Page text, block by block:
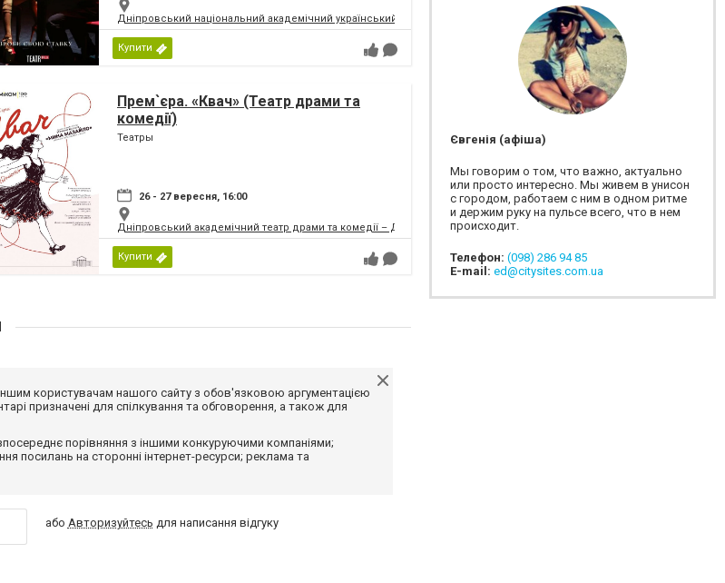
Дніпровський національний академічний український музично-драматичний театр ім.Т.Г.Шевченка
Купити
Прем`єра. «Квач» (Театр драми та
комедії)
Театры
26 - 27 вересня, 16:00
Дніпровський академічний театр драми та комедії – ДРАМіКОМ
Купити
користувачам нашого сайту з обов'язковою аргументацією
призначені для спілкування та обговорення, а також для
порівняння з іншими конкуруючими компаніями;
посилань на сторонні інтернет-ресурси; реклама та
або Авторизуйтесь для написання відгуку
Євгенія (афіша)
Мы говорим о том, что важно, актуально
или просто интересно. Мы живем в унисон
с городом, работаем с ним в одном ритме
и держим руку на пульсе всего, что в нем
происходит.
Телефон: (098) 286 94 85
E-mail: ed@citysites.com.ua